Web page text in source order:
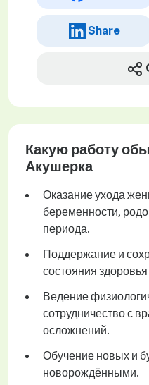
Share
Какую работу
Акушерка
Оказание ухода
беременности,
периода.
Поддержание и
состояния
Ведение
сотрудничество с
осложнений.
Обучение новых и
новорождёнными.